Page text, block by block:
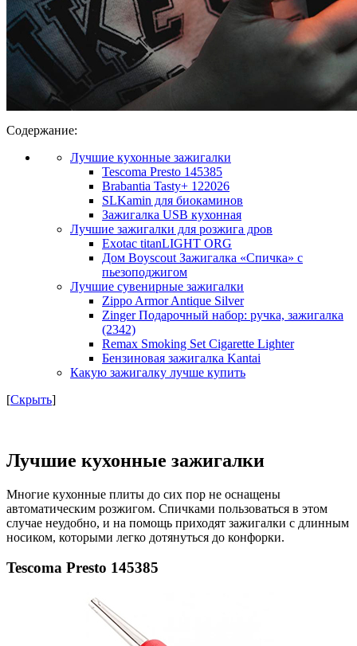
Содержание:
Лучшие кухонные зажигалки
Tescoma Presto 145385
Brabantia Tasty+ 122026
SLKamin для биокаминов
Зажигалка USB кухонная
Лучшие зажигалки для розжига дров
Exotac titanLIGHT ORG
Дом Boyscout Зажигалка «Спичка» с
пьезоподжигом
Лучшие сувенирные зажигалки
Zippo Armor Antique Silver
Zinger Подарочный набор: ручка, зажигалка
(2342)
Remax Smoking Set Cigarette Lighter
Бензиновая зажигалка Kantai
Какую зажигалку лучше купить
[Скрыть]
Лучшие кухонные зажигалки
Многие кухонные плиты до сих пор не оснащены
автоматическим розжигом. Спичками пользоваться в этом
случае неудобно, и на помощь приходят зажигалки с длинным
носиком, которыми легко дотянуться до конфорки.
Tescoma Presto 145385